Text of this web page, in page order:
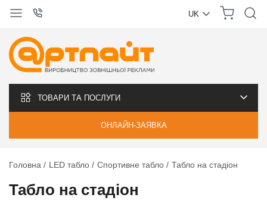
UK
ТОВАРИ ТА ПОСЛУГИ
ОНЛАЙН-ЗАЯВКА
Головна LED табло Спортивне табло Табло на стадіон
Табло на стадіон